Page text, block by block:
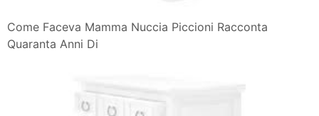
Come Faceva Mamma Nuccia Piccioni Racconta
Quaranta Anni Di